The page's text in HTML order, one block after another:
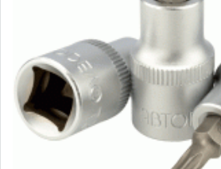
Головка торцевая со вставкой
от 0.58€ до 1.49€